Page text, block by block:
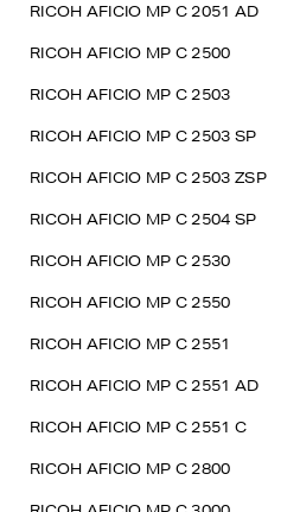
RICOH AFICIO MP C 2051 AD
RICOH AFICIO MP C 2500
RICOH AFICIO MP C 2503
RICOH AFICIO MP C 2503 SP
RICOH AFICIO MP C 2503 ZSP
RICOH AFICIO MP C 2504 SP
RICOH AFICIO MP C 2530
RICOH AFICIO MP C 2550
RICOH AFICIO MP C 2551
RICOH AFICIO MP C 2551 AD
RICOH AFICIO MP C 2551 C
RICOH AFICIO MP C 2800